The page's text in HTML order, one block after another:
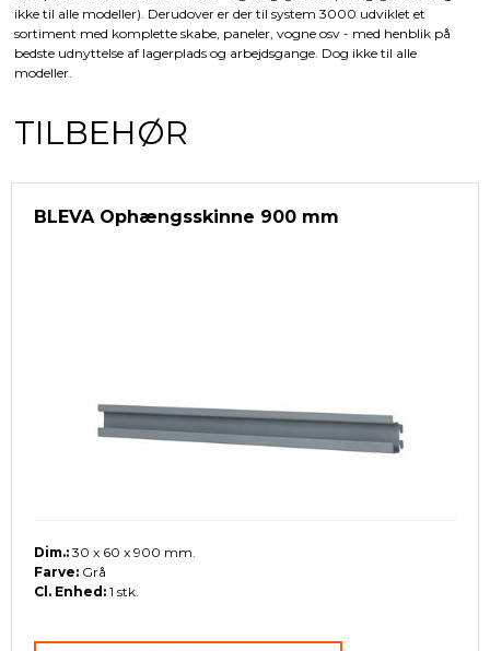
ikke til alle modeller). Derudover er der til system 3000 udviklet et
sortiment med komplette skabe, paneler, vogne osv - med henblik på
bedste udnyttelse af lagerplads og arbejdsgange. Dog ikke til alle
modeller.
TILBEHØR
BLEVA Ophængsskinne 900 mm
Dim.: 30 x 60 x 900 mm.
Farve: Grå
Cl. Enhed: 1 stk.